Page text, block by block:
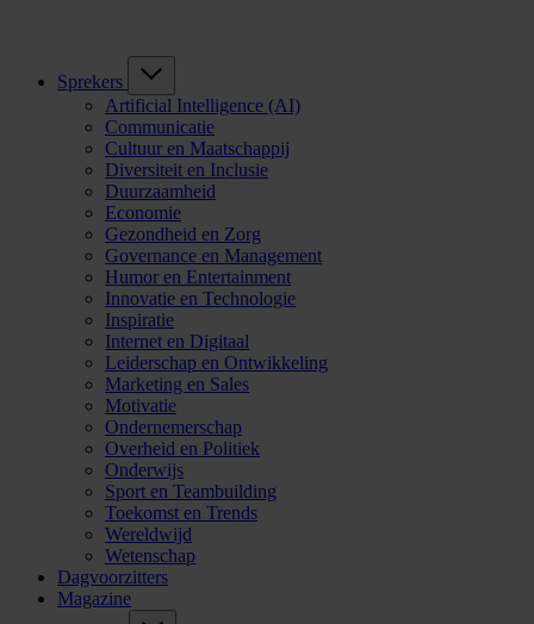
Sprekers
Artificial Intelligence (AI)
Communicatie
Cultuur en Maatschappij
Diversiteit en Inclusie
Duurzaamheid
Economie
Gezondheid en Zorg
Governance en Management
Humor en Entertainment
Innovatie en Technologie
Inspiratie
Internet en Digitaal
Leiderschap en Ontwikkeling
Marketing en Sales
Motivatie
Ondernemerschap
Overheid en Politiek
Onderwijs
Sport en Teambuilding
Toekomst en Trends
Wereldwijd
Wetenschap
Dagvoorzitters
Magazine